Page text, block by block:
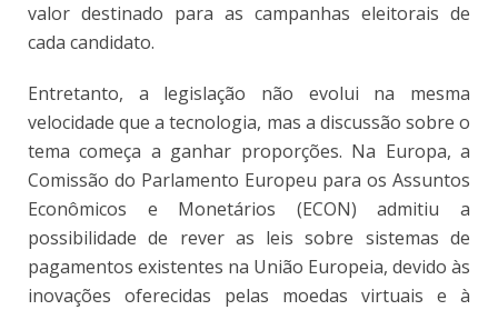
valor destinado para as campanhas eleitorais de
cada candidato.
Entretanto, a legislação não evolui na mesma
velocidade que a tecnologia, mas a discussão sobre o
tema começa a ganhar proporções. Na Europa, a
Comissão do Parlamento Europeu para os Assuntos
Econômicos e Monetários (ECON) admitiu a
possibilidade de rever as leis sobre sistemas de
pagamentos existentes na União Europeia, devido às
inovações oferecidas pelas moedas virtuais e à